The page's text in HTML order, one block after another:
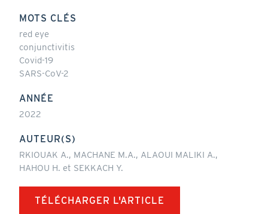
MOTS CLÉS
red eye
conjunctivitis
Covid-19
SARS-CoV-2
ANNÉE
2022
AUTEUR(S)
RKIOUAK A., MACHANE M.A., ALAOUI MALIKI A.,
HAHOU H. et SEKKACH Y.
TÉLÉCHARGER L'ARTICLE